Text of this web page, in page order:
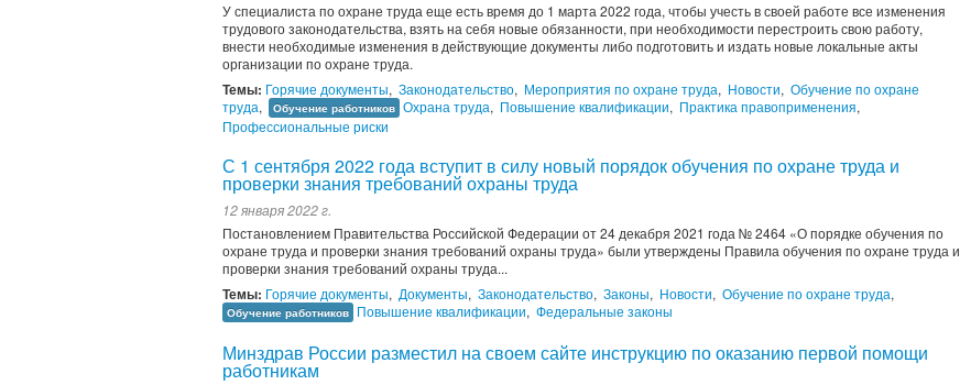
У специалиста по охране труда еще есть время до 1 марта 2022 года, чтобы учесть в своей работе все изменения
трудового законодательства, взять на себя новые обязанности, при необходимости перестроить свою работу,
внести необходимые изменения в действующие документы либо подготовить и издать новые локальные акты
организации по охране труда.
Темы: Горячие документы, Законодательство, Мероприятия по охране труда, Новости, Обучение по охране
труда, Обучение работников Охрана труда, Повышение квалификации, Практика правоприменения,
Профессиональные риски
С 1 сентября 2022 года вступит в силу новый порядок обучения по охране труда и
проверки знания требований охраны труда
12 января 2022 г.
Постановлением Правительства Российской Федерации от 24 декабря 2021 года № 2464 «О порядке обучения по
охране труда и проверки знания требований охраны труда» были утверждены Правила обучения по охране труда и
проверки знания требований охраны труда...
Темы: Горячие документы, Документы, Законодательство, Законы, Новости, Обучение по охране труда,
Обучение работников Повышение квалификации, Федеральные законы
Минздрав России разместил на своем сайте инструкцию по оказанию первой помощи
работникам